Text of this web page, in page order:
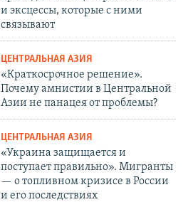
и эксцессы, которые с ними
связывают
ЦЕНТРАЛЬНАЯ АЗИЯ
«Краткосрочное решение».
Почему амнистии в Центральной
Азии не панацея от проблемы?
ЦЕНТРАЛЬНАЯ АЗИЯ
«Украина защищается и
поступает правильно». Мигранты
— о топливном кризисе в России
и его последствиях